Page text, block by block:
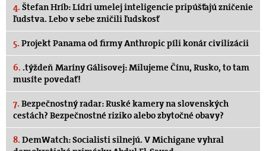
4. Štefan Hríb: Lídri umelej inteligencie pripúšťajú zničenie
ľudstva. Lebo v sebe zničili ľudskosť
5. Projekt Panama od firmy Anthropic píli konár civilizácii
6. .týždeň Maríny Gálisovej: Milujeme Čínu, Rusko, to tam
musíte povedať!
7. Bezpečnostný radar: Ruské kamery na slovenských
cestách? Bezpečnostné riziko alebo zbytočné obavy?
8. DemWatch: Socialisti silnejú. V Michigane vyhral